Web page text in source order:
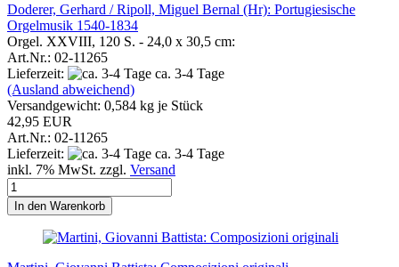
Doderer, Gerhard / Ripoll, Miguel Bernal (Hr): Portugiesische
Orgelmusik 1540-1834
Orgel. XXVIII, 120 S. - 24,0 x 30,5 cm:
Art.Nr.: 02-11265
Lieferzeit:
ca. 3-4 Tage
(Ausland abweichend)
Versandgewicht: 0,584 kg je Stück
42,95 EUR
Art.Nr.: 02-11265
Lieferzeit:
ca. 3-4 Tage
inkl. 7% MwSt. zzgl. Versand
In den Warenkorb